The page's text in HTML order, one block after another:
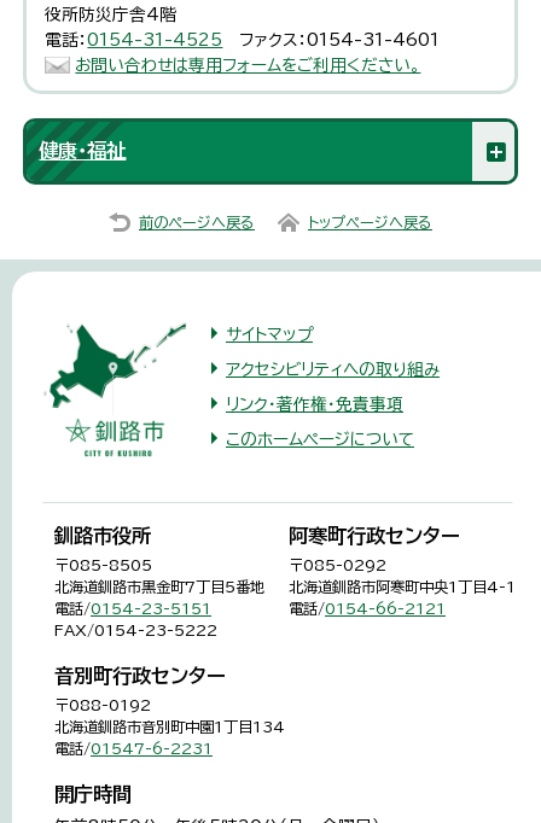
役所防災庁舎4階
電話：0154-31-4525
ファクス：0154-31-4601
お問い合わせは専用フォームをご利用ください。
健康・福祉
前のページへ戻る トップページへ戻る
サイトマップ
アクセシビリティへの取り組み
リンク・著作権・免責事項
このホームページについて
釧路市役所
〒085-8505
北海道釧路市黒金町7丁目5番地
電話/0154-23-5151
FAX/0154-23-5222
阿寒町行政センター
〒085-0292
北海道釧路市阿寒町中央1丁目4-1
電話/0154-66-2121
音別町行政センター
〒088-0192
北海道釧路市音別町中園1丁目134
電話/01547-6-2231
開庁時間